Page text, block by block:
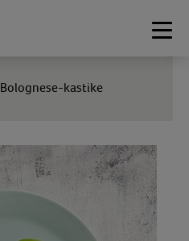
Bolognese-kastike